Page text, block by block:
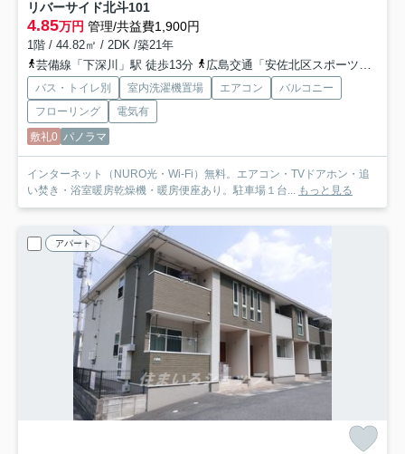
リバーサイド北斗101
4.85万円 管理/共益費1,900円
1階 / 44.82㎡ / 2DK /築21年
芸備線「下深川」駅 徒歩13分
広島交通「安佐北区スポーツセンター前バス停」バス停下車 徒歩4分
バス・トイレ別 室内洗濯機置場 エアコン
バルコニー
フローリング
電気有
敷礼0 パノラマ
インターネット（NURO光・Wi-Fi）無料。エアコン・TVドアホン・追
い焚き・浴室暖房乾燥機・暖房便座あり。駐車場１台...
もっと見る
アパート